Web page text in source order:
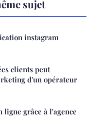
sujet
instagram
clients peut
d'un opérateur
grâce à l'agence